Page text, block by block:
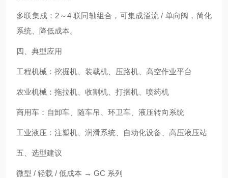
多联集成：2～4 联同轴组合，可集成溢流 / 单向阀，简化
系统、降低成本。
四、典型应用
工程机械：挖掘机、装载机、压路机、高空作业平台
农业机械：拖拉机、收割机、打捆机、喷药机
商用车：自卸车、随车吊、环卫车、液压转向系统
工业液压：注塑机、润滑系统、自动化设备、高压液压站
五、选型建议
微型 / 轻载 / 低成本 → GC 系列